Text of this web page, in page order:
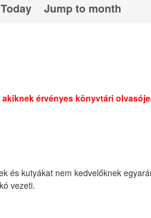
Today Jump to month
érvényes könyvtári
és kutyákat nem kedvelőknek
vezeti.